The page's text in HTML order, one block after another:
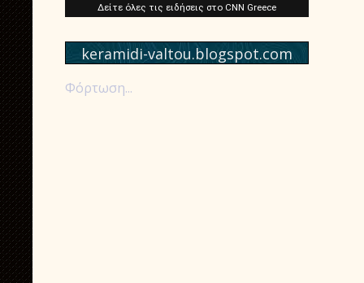
keramidi-valtou.blogspot.com
Φόρτωση...